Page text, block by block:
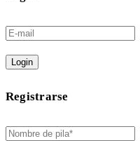
Login
Registrarse